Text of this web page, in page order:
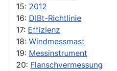
15: 2012
16: DIBt-Richtlinie
17: Effizienz
18: Windmessmast
19: Messinstrument
20: Flanschvermessung